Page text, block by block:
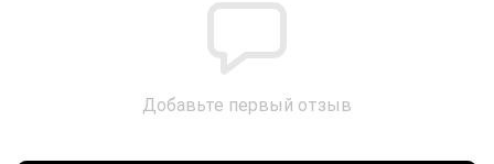
Добавьте первый отзыв